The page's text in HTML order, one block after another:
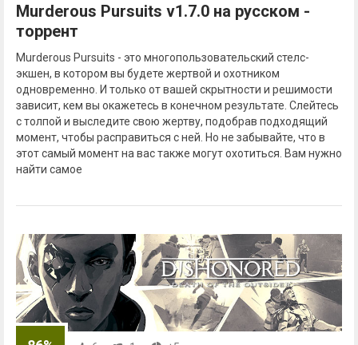
Murderous Pursuits v1.7.0 на русском -
торрент
Murderous Pursuits - это многопользовательский стелс-
экшен, в котором вы будете жертвой и охотником
одновременно. И только от вашей скрытности и решимости
зависит, кем вы окажетесь в конечном результате. Слейтесь
с толпой и выследите свою жертву, подобрав подходящий
момент, чтобы расправиться с ней. Но не забывайте, что в
этот самый момент на вас также могут охотиться. Вам нужно
найти самое